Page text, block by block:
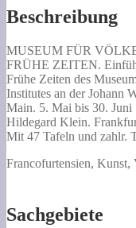
in
Ausstellung
Ferne
Völer
-
Frühe
Zeiten
des
für
des
Frobenius-
Beschreibung
MUSEUM FÜR
FRÜHE ZEITEN.
Frühe Zeiten des
Institutes an der Johann
Main. 5. Mai bis 30. Juni
Hildegard Klein.
Mit 47 Tafeln und zahlr.
Francofurtensien, Kunst,
Sachgebiete